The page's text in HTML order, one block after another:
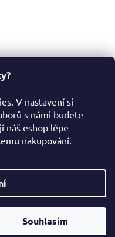
V nastavení si
s námi budete
náš eshop lépe
nakupování.
Souhlasím
Všechna práva vyhrazena.
cookies